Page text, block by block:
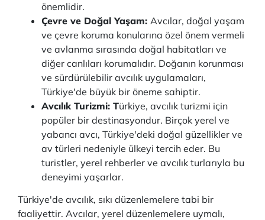
önemlidir.
Çevre ve Doğal Yaşam: Avcılar, doğal yaşam
ve çevre koruma konularına özel önem vermeli
ve avlanma sırasında doğal habitatları ve
diğer canlıları korumalıdır. Doğanın korunması
ve sürdürülebilir avcılık uygulamaları,
Türkiye'de büyük bir öneme sahiptir.
Avcılık Turizmi: Türkiye, avcılık turizmi için
popüler bir destinasyondur. Birçok yerel ve
yabancı avcı, Türkiye'deki doğal güzellikler ve
av türleri nedeniyle ülkeyi tercih eder. Bu
turistler, yerel rehberler ve avcılık turlarıyla bu
deneyimi yaşarlar.
Türkiye'de avcılık, sıkı düzenlemelere tabi bir
faaliyettir. Avcılar, yerel düzenlemelere uymalı,